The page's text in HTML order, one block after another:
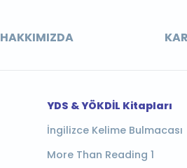
HAKKIMIZDA
YDS & YÖKDİL Kitapları
İngilizce Kelime Bulmacası
More Than Reading 1